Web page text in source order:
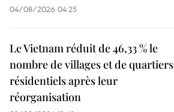
04/08/2026 04:25
Le Vietnam réduit de 46,33 % le
nombre de villages et de quartiers
résidentiels après leur
réorganisation